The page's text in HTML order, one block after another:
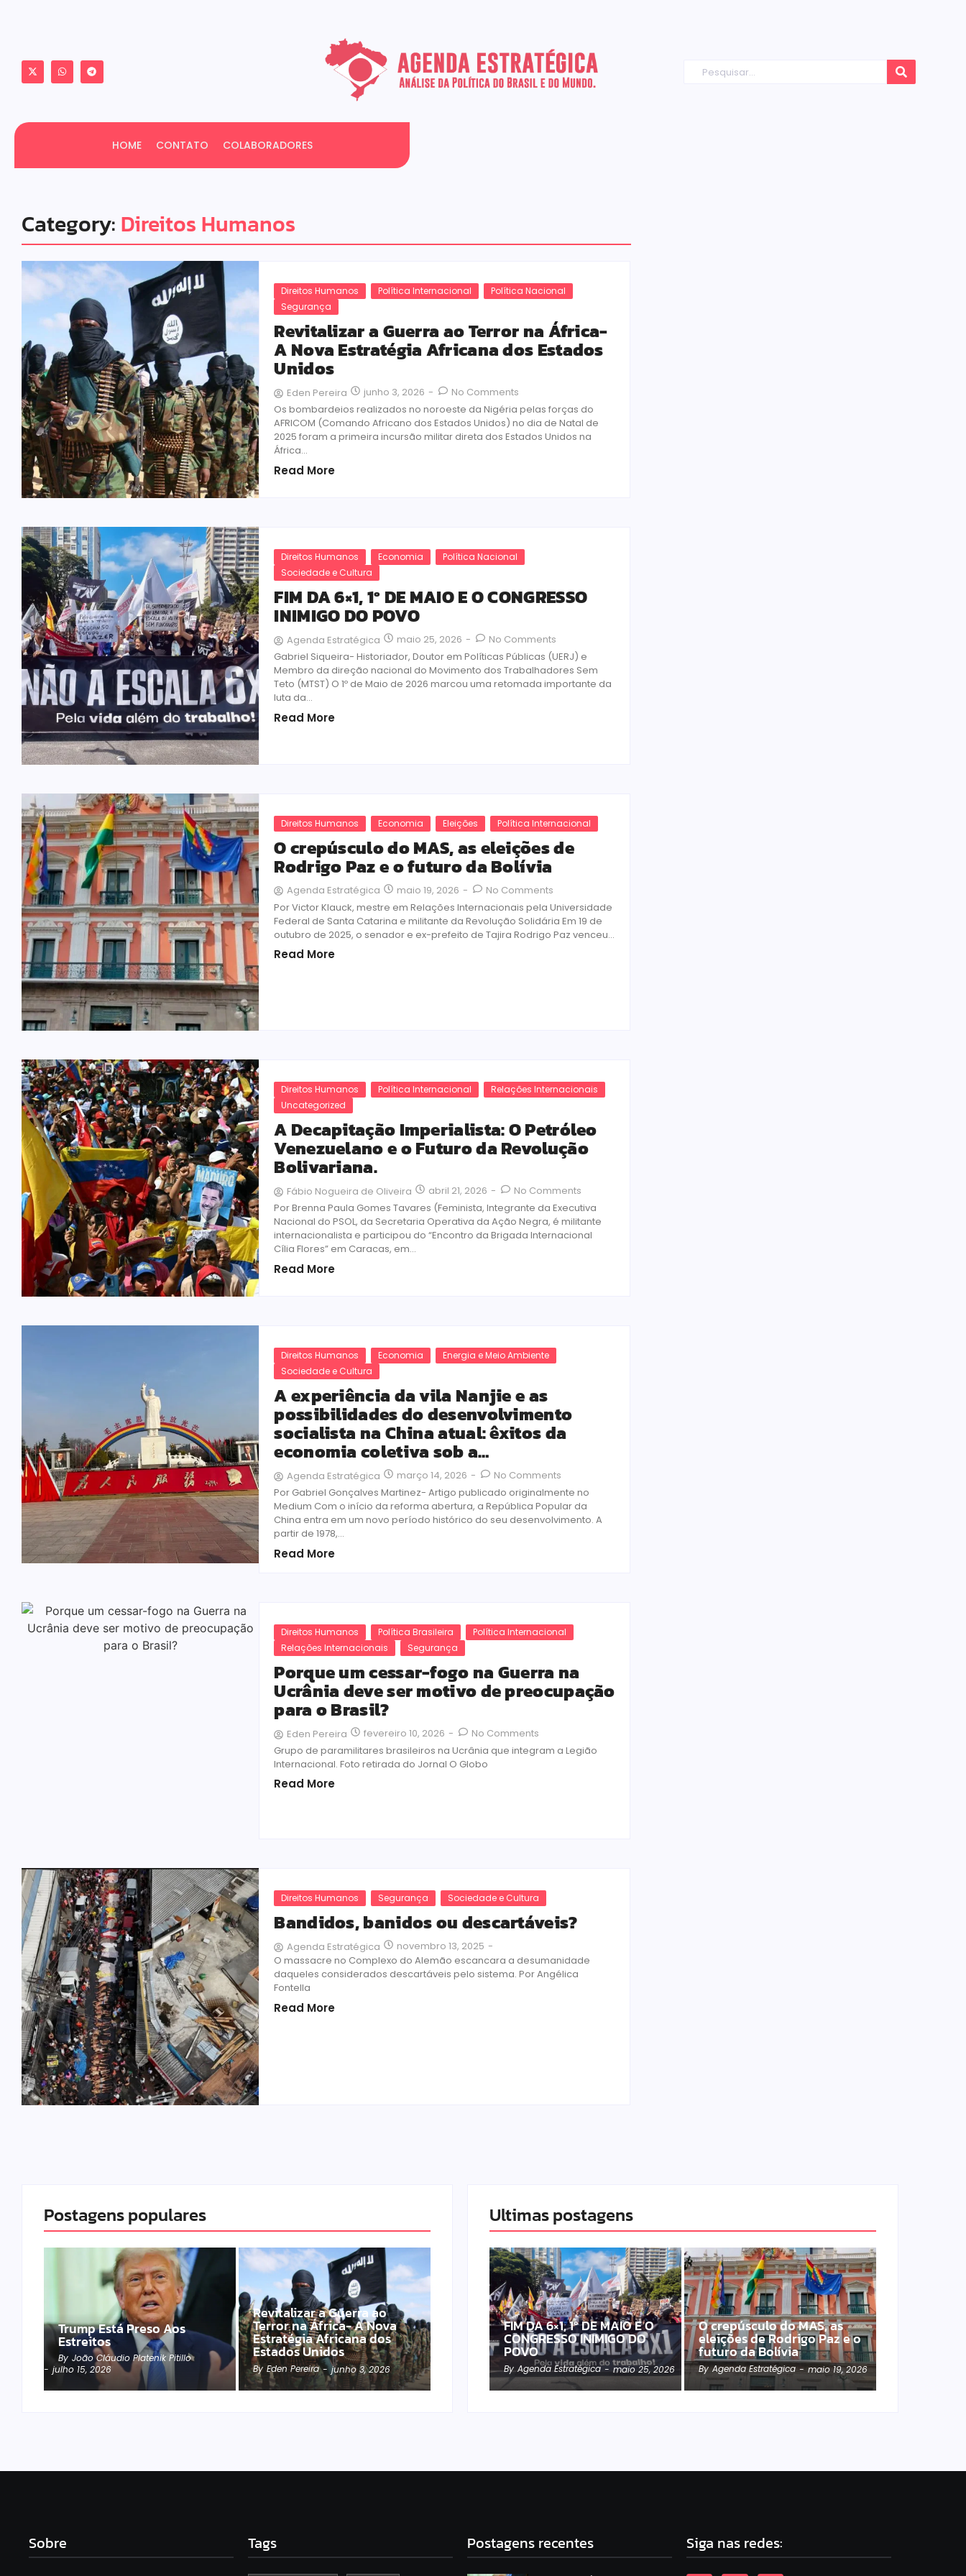
HOME CONTATO COLABORADORES
Category: Direitos Humanos
Direitos Humanos Política Internacional
Política Nacional
Segurança
Revitalizar a Guerra ao Terror na África-
A Nova Estratégia Africana dos Estados
Unidos
Eden Pereira junho 3, 2026 -
No Comments
Os bombardeios realizados no noroeste da Nigéria pelas forças do
AFRICOM (Comando Africano dos Estados Unidos) no dia de Natal de
2025 foram a primeira incursão militar direta dos Estados Unidos na
África...
Read More
Direitos Humanos Economia
Política Nacional
Sociedade e Cultura
FIM DA 6×1, 1º DE MAIO E O CONGRESSO
INIMIGO DO POVO
Agenda Estratégica maio 25, 2026 -
No Comments
Gabriel Siqueira- Historiador, Doutor em Políticas Públicas (UERJ) e
Membro da direção nacional do Movimento dos Trabalhadores Sem
Teto (MTST) O 1º de Maio de 2026 marcou uma retomada importante da
luta da...
Read More
Direitos Humanos Economia Eleições Política Internacional
O crepúsculo do MAS, as eleições de
Rodrigo Paz e o futuro da Bolívia
Agenda Estratégica maio 19, 2026 -
No Comments
Por Victor Klauck, mestre em Relações Internacionais pela Universidade
Federal de Santa Catarina e militante da Revolução Solidária Em 19 de
outubro de 2025, o senador e ex-prefeito de Tajira Rodrigo Paz venceu...
Read More
Direitos Humanos Política Internacional
Relações Internacionais
Uncategorized
A Decapitação Imperialista: O Petróleo
Venezuelano e o Futuro da Revolução
Bolivariana.
Fábio Nogueira de Oliveira abril 21, 2026 -
No Comments
Por Brenna Paula Gomes Tavares (Feminista, Integrante da Executiva
Nacional do PSOL, da Secretaria Operativa da Ação Negra, é militante
internacionalista e participou do “Encontro da Brigada Internacional
Cília Flores” em Caracas, em...
Read More
Direitos Humanos Economia
Energia e Meio Ambiente
Sociedade e Cultura
A experiência da vila Nanjie e as
possibilidades do desenvolvimento
socialista na China atual: êxitos da
economia coletiva sob a…
Agenda Estratégica março 14, 2026 -
No Comments
Por Gabriel Gonçalves Martinez- Artigo publicado originalmente no
Medium Com o início da reforma abertura, a República Popular da
China entra em um novo período histórico do seu desenvolvimento. A
partir de 1978,...
Read More
Direitos Humanos Política Brasileira
Política Internacional
Relações Internacionais
Segurança
Porque um cessar-fogo na Guerra na
Ucrânia deve ser motivo de preocupação
para o Brasil?
Eden Pereira fevereiro 10, 2026 -
No Comments
Grupo de paramilitares brasileiros na Ucrânia que integram a Legião
Internacional. Foto retirada do Jornal O Globo
Read More
Direitos Humanos Segurança Sociedade e Cultura
Bandidos, banidos ou descartáveis?
Agenda Estratégica novembro 13, 2025 -
O massacre no Complexo do Alemão escancara a desumanidade
daqueles considerados descartáveis pelo sistema. Por Angélica
Fontella
Read More
Postagens populares
Trump Está Preso Aos
Estreitos
By João Cláudio Platenik Pitillo
- julho 15, 2026
Revitalizar a Guerra ao
Terror na África- A Nova
Estratégia Africana dos
Estados Unidos
By Eden Pereira - junho 3, 2026
Ultimas postagens
FIM DA 6×1, 1º DE MAIO E O
CONGRESSO INIMIGO DO
POVO
By Agenda Estratégica - maio 25, 2026
O crepúsculo do MAS, as
eleições de Rodrigo Paz e o
futuro da Bolívia
By Agenda Estratégica - maio 19, 2026
Sobre Tags Postagens recentes Siga nas redes: